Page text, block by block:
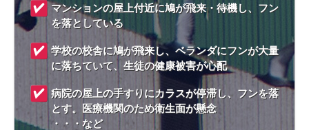
マンションの屋上付近に鳩が飛来・待機し、フン
を落としている
学校の校舎に鳩が飛来し、ベランダにフンが大量
に落ちていて、生徒の健康被害が心配
病院の屋上の手すりにカラスが停滞し、フンを落
とす。医療機関のため衛生面が懸念
・・・など